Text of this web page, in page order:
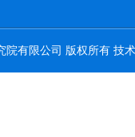
院有限公司 版权所有 技